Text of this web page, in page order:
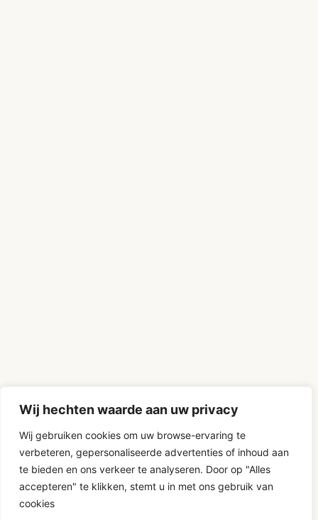
Wij hechten waarde aan uw privacy
Wij gebruiken cookies om uw browse-ervaring te
verbeteren, gepersonaliseerde advertenties of inhoud aan
te bieden en ons verkeer te analyseren. Door op "Alles
accepteren" te klikken, stemt u in met ons gebruik van
cookies